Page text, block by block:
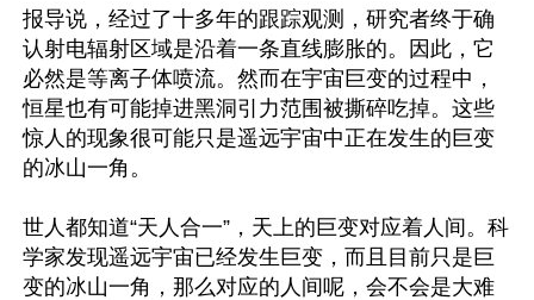
报导说，经过了十多年的跟踪观测，研究者终于确
认射电辐射区域是沿着一条直线膨胀的。因此，它
必然是等离子体喷流。然而在宇宙巨变的过程中，
恒星也有可能掉进黑洞引力范围被撕碎吃掉。这些
惊人的现象很可能只是遥远宇宙中正在发生的巨变
的冰山一角。
世人都知道“天人合一”，天上的巨变对应着人间。科
学家发现遥远宇宙已经发生巨变，而且目前只是巨
变的冰山一角，那么对应的人间呢，会不会是大难